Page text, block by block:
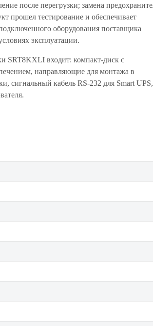
эксплуатации.
SRT8KXLI входит: компакт-диск с
направляющие для монтажа в
сигнальный кабель RS-232 для Smart UPS,